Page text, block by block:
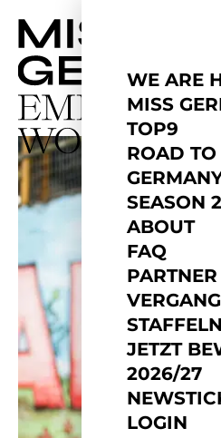
WE ARE
MISS
TOP9
ROAD TO
SEASON
ABOUT
FAQ
PARTNER
STAFFELN
JETZT
2026/27
LOGIN